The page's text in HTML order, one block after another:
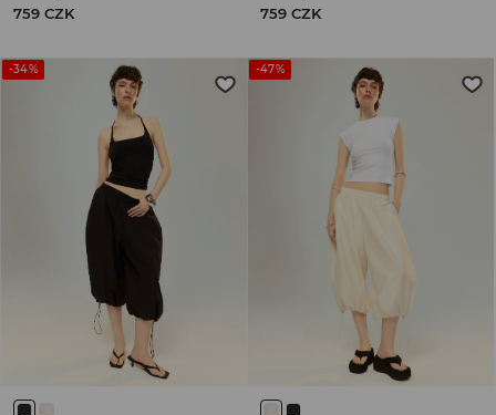
759 CZK 759 CZK
-34% -47%